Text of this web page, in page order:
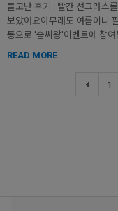
들고난 후기 : 빨간 선그라스
보았어요아무래도 여름이니
동으로 '솜씨왕'이벤트에 참여
READ MORE
1